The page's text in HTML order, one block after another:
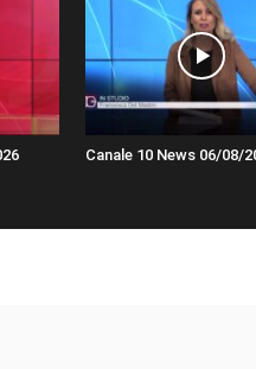
Canale 10 News 06/08/